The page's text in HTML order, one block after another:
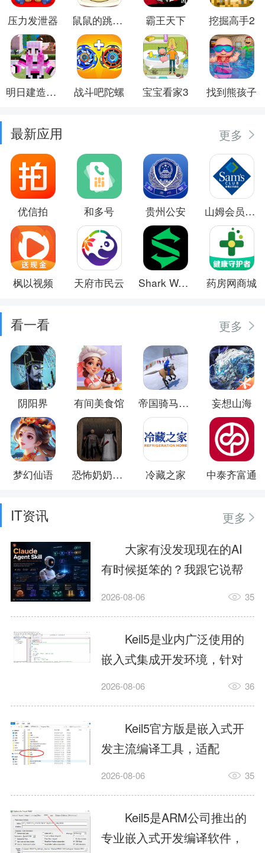
压力发泄器 鼠鼠的跳跃冒险 霸王天下 挖掘高手2
明日建造大师 战斗吧陀螺 宝宝看家3 找到熊孩子
最新应用 更多
优信拍 和多号 贵州公安 山姆会员商店
枫以视频 天府市民云 Shark Wear 药房网商城
看一看 更多
阴阳界 有间美食馆 帝国骑马砍杀 妄想山海
梦幻仙语 恐怖奶奶惊魂夜 冷藏之家 中泰齐富通
IT资讯
更多
大家有没发现现在的AI
有时候挺笨的？我跟它说帮
我订个明天早上的闹钟，它
这样？因为AI，就是个只会
耍嘴皮子的书呆子。它脑子
里有海量知识，但没有真正
激发出来实力。而
AgentSkill，就是给AI大脑装
上的一双机械手，它真的能
解决很多问题。1什么是
AgentSkillSkill指...
2026-08-06 35
Keil5是业内广泛使用的
嵌入式集成开发环境，针对
ARM、51内核单片机提供编
力，代码编译稳定，调试工
具成熟，大量开源项目基于
该平台开发。新项目需要单
独下载对应芯片支持包，新
手配置难度较高，正版商业
授权费用不菲，未授权版本
存在程序容量限制，适合硬
2026-08-06 36
Keil5官方版是嵌入式开
发主流编译工具，适配
STM32、51单片机等多款芯
在线调试、代码仿真，兼容
众多厂商芯片安装包。软件
需要手动添加器件库，初次
2026-08-06 35
Keil5是ARM公司推出的
专业嵌入式开发编译软件，